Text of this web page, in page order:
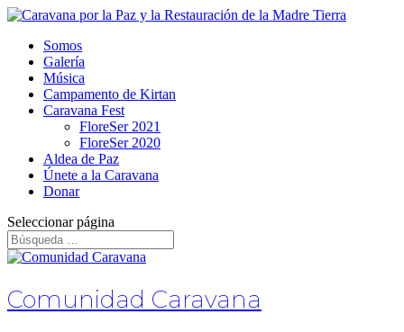
Somos
Galería
Música
Campamento de Kirtan
Caravana Fest
FloreSer 2021
FloreSer 2020
Aldea de Paz
Únete a la Caravana
Donar
Seleccionar página
Comunidad Caravana